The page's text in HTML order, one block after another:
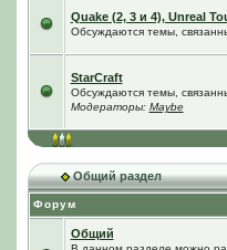
Quake (2, 3 и 4), Unreal
Обсуждаются темы,
StarCraft
Обсуждаются темы,
Модераторы: Maybe
Общий раздел
Форум
Общий